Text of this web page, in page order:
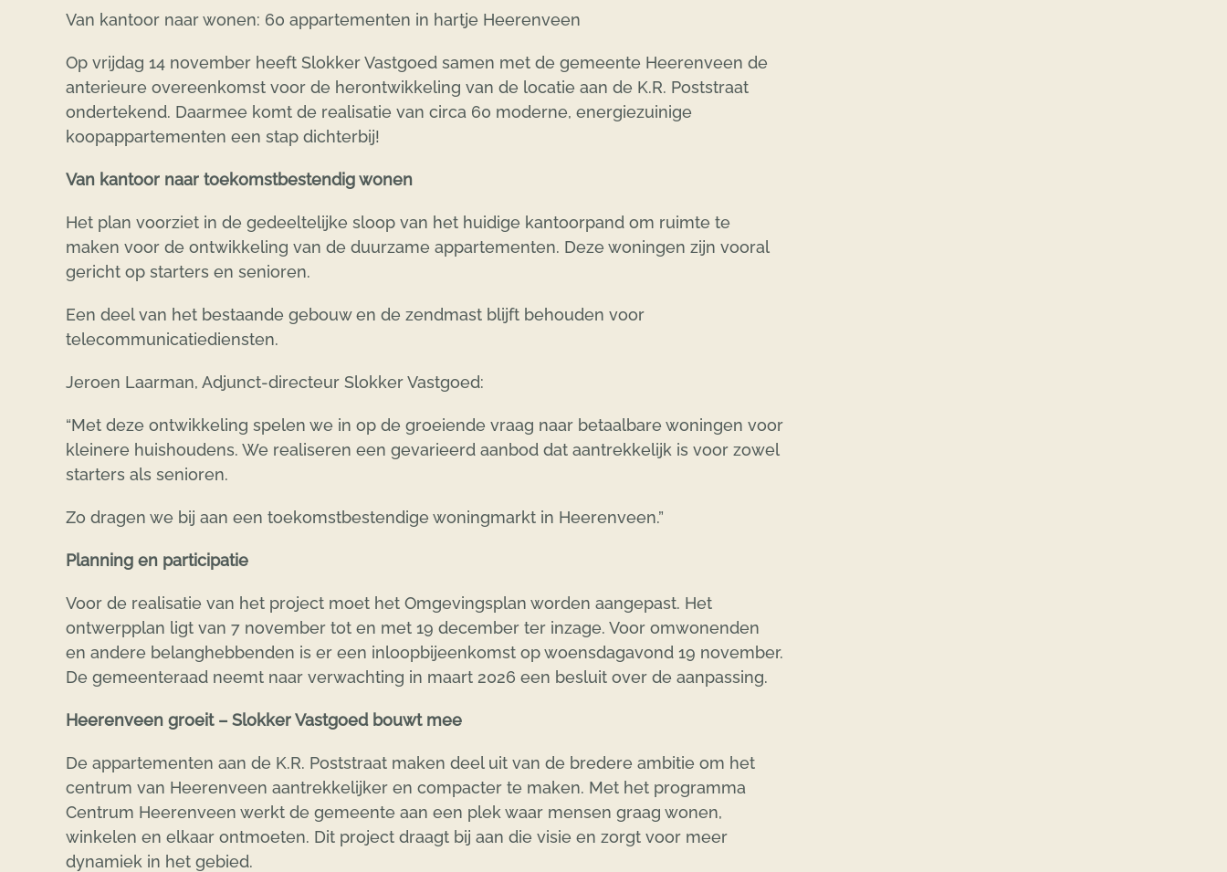
Van kantoor naar wonen: 60 appartementen in hartje Heerenveen
Op vrijdag 14 november heeft Slokker Vastgoed samen met de gemeente Heerenveen de
anterieure overeenkomst voor de herontwikkeling van de locatie aan de K.R. Poststraat
ondertekend. Daarmee komt de realisatie van circa 60 moderne, energiezuinige
koopappartementen een stap dichterbij!
Van kantoor naar toekomstbestendig wonen
Het plan voorziet in de gedeeltelijke sloop van het huidige kantoorpand om ruimte te
maken voor de ontwikkeling van de duurzame appartementen. Deze woningen zijn vooral
gericht op starters en senioren.
Een deel van het bestaande gebouw en de zendmast blijft behouden voor
telecommunicatiediensten.
Jeroen Laarman, Adjunct-directeur Slokker Vastgoed:
“Met deze ontwikkeling spelen we in op de groeiende vraag naar betaalbare woningen voor
kleinere huishoudens. We realiseren een gevarieerd aanbod dat aantrekkelijk is voor zowel
starters als senioren.
Zo dragen we bij aan een toekomstbestendige woningmarkt in Heerenveen.”
Planning en participatie
Voor de realisatie van het project moet het Omgevingsplan worden aangepast. Het
ontwerpplan ligt van 7 november tot en met 19 december ter inzage. Voor omwonenden
en andere belanghebbenden is er een inloopbijeenkomst op woensdagavond 19 november.
De gemeenteraad neemt naar verwachting in maart 2026 een besluit over de aanpassing.
Heerenveen groeit – Slokker Vastgoed bouwt mee
De appartementen aan de K.R. Poststraat maken deel uit van de bredere ambitie om het
centrum van Heerenveen aantrekkelijker en compacter te maken. Met het programma
Centrum Heerenveen werkt de gemeente aan een plek waar mensen graag wonen,
winkelen en elkaar ontmoeten. Dit project draagt bij aan die visie en zorgt voor meer
dynamiek in het gebied.